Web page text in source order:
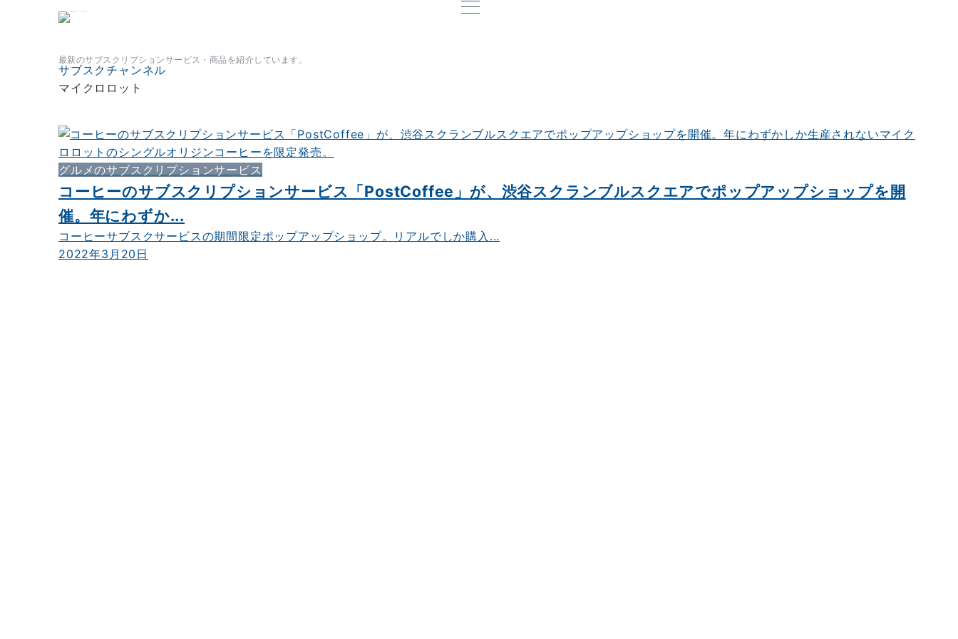
最新のサブスクリプションサービス・商品を紹介しています。
サブスクチャンネル
マイクロロット
グルメのサブスクリプションサービス
コーヒーのサブスクリプションサービス「PostCoffee」が、渋谷スクランブルスクエアでポップアップショップを開
催。年にわずか...
コーヒーサブスクサービスの期間限定ポップアップショップ。リアルでしか購入...
2022年3月20日